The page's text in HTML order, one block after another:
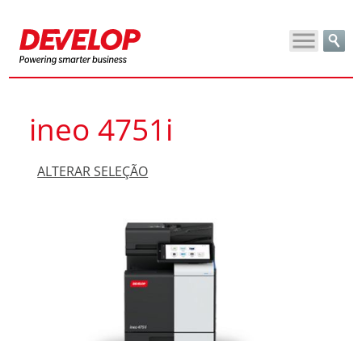
ineo 4751i
ALTERAR SELEÇÃO